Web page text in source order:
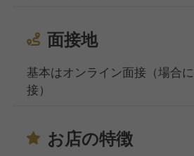
面接地
基本はオンライン面接（場合
接）
お店の特徴